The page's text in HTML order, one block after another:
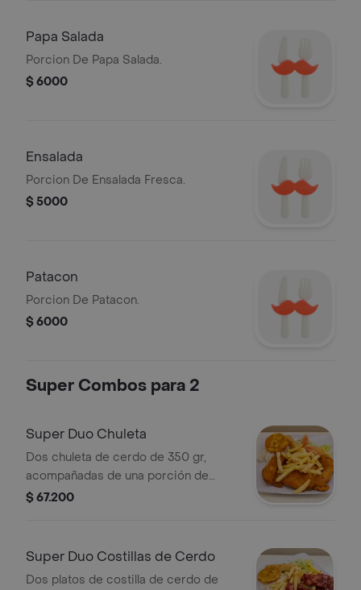
Papa Salada
Porcion De Papa Salada.
$ 6000
Ensalada
Porcion De Ensalada Fresca.
$ 5000
Patacon
Porcion De Patacon.
$ 6000
Super Combos para 2
Super Duo Chuleta
Dos chuleta de cerdo de 350 gr,
acompañadas de una porción de
francesa casa una, una porción de
$ 67.200
Super Duo Costillas de Cerdo
Dos platos de costilla de cerdo de